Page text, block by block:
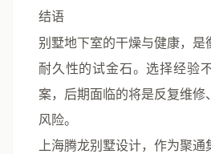
结语
别墅地下室的干燥与健康，是
耐久性的试金石。选择经验
案，后期面临的将是反复维修
风险。
上海腾龙别墅设计，作为聚通